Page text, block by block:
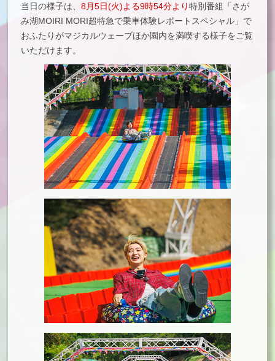
当日の様子は、 8月5日(火)よる9時54分より特別番組「さが
み湖MOIRI MORI超特急で乗車体験レポートスペシャル」で
おふたりがマジカルウェーブほか園内を満喫する様子をご覧
いただけます。